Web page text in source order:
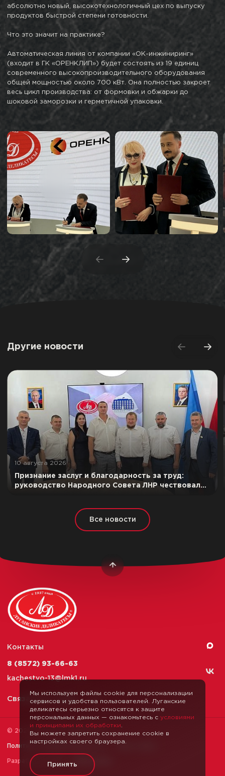
Мы используем файлы cookie для персонализации
сервисов и удобства пользователей. Луганские
деликатесы серьезно относятся к защите
персональных данных — ознакомьтесь с условиями
и принципами их обработки
Вы можете запретить сохранение cookie в
настройках своего браузера.
Принять
абсолютно новый, высокотехнологичный цех по выпуску
продуктов быстрой степени готовности.
Что это значит на практике?
Автоматическая линия от компании «ОК-инжиниринг»
(входит в ГК «ОРЕНКЛИП») будет состоять из 19 единиц
современного высокопроизводительного оборудования
общей мощностью около 700 кВт. Она полностью закроет
весь цикл производства: от формовки и обжарки до
шоковой заморозки и герметичной упаковки.
Другие новости
10 августа 2026
Признание заслуг и благодарность за труд:
руководство Народного Совета ЛНР чествовало
Все новости
Контакты
8 (8572) 93-66-63
kachestvo-13@lmk1.ru
Связаться с нами
© 2026 Луганские Деликатесы
Политика конфиденциальности Карта сайта
Разработка сайта — Webformula